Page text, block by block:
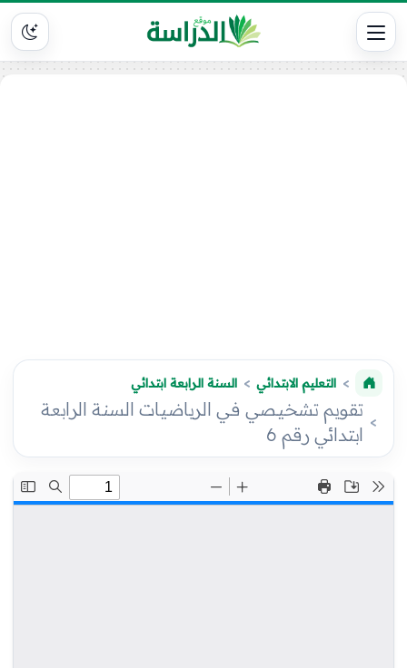
التعليم الابتدائي السنة الرابعة ابتدائي
تقويم تشخيصي في الرياضيات السنة الرابعة
ابتدائي رقم 6